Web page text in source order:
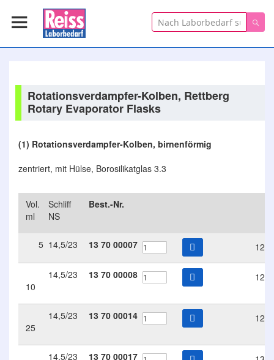
Suche
Rotationsverdampfer-Kolben, Rettberg
Rotary Evaporator Flasks
(1) Rotationsverdampfer-Kolben, birnenförmig
zentriert, mit Hülse, Borosilikatglas 3.3
Vol.
ml
Schliff
NS
Best.-Nr.
5 14,5/23 13 70 00007
10
14,5/23 13 70 00008
25
14,5/23 13 70 00014
14,5/23 13 70 00017